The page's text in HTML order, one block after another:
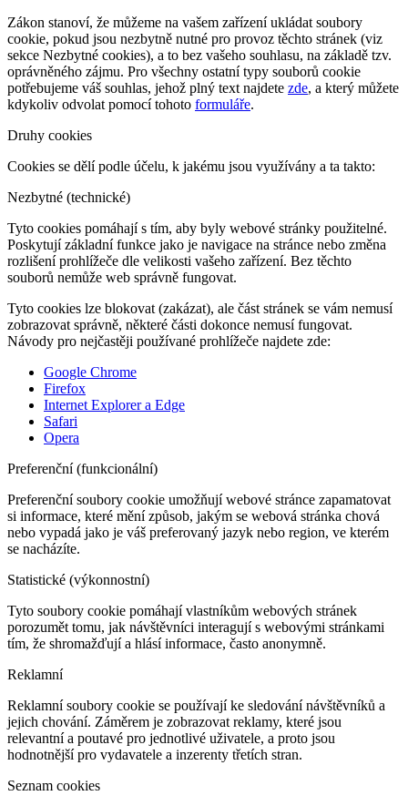
Zákon stanoví, že můžeme na vašem zařízení ukládat soubory
cookie, pokud jsou nezbytně nutné pro provoz těchto stránek (viz
sekce Nezbytné cookies), a to bez vašeho souhlasu, na základě tzv.
oprávněného zájmu. Pro všechny ostatní typy souborů cookie
potřebujeme váš souhlas, jehož plný text najdete zde, a který můžete
kdykoliv odvolat pomocí tohoto formuláře.
Druhy cookies
Cookies se dělí podle účelu, k jakému jsou využívány a ta takto:
Nezbytné (technické)
Tyto cookies pomáhají s tím, aby byly webové stránky použitelné.
Poskytují základní funkce jako je navigace na stránce nebo změna
rozlišení prohlížeče dle velikosti vašeho zařízení. Bez těchto
souborů nemůže web správně fungovat.
Tyto cookies lze blokovat (zakázat), ale část stránek se vám nemusí
zobrazovat správně, některé části dokonce nemusí fungovat.
Návody pro nejčastěji používané prohlížeče najdete zde:
Google Chrome
Firefox
Internet Explorer a Edge
Safari
Opera
Preferenční (funkcionální)
Preferenční soubory cookie umožňují webové stránce zapamatovat
si informace, které mění způsob, jakým se webová stránka chová
nebo vypadá jako je váš preferovaný jazyk nebo region, ve kterém
se nacházíte.
Statistické (výkonnostní)
Tyto soubory cookie pomáhají vlastníkům webových stránek
porozumět tomu, jak návštěvníci interagují s webovými stránkami
tím, že shromažďují a hlásí informace, často anonymně.
Reklamní
Reklamní soubory cookie se používají ke sledování návštěvníků a
jejich chování. Záměrem je zobrazovat reklamy, které jsou
relevantní a poutavé pro jednotlivé uživatele, a proto jsou
hodnotnější pro vydavatele a inzerenty třetích stran.
Seznam cookies